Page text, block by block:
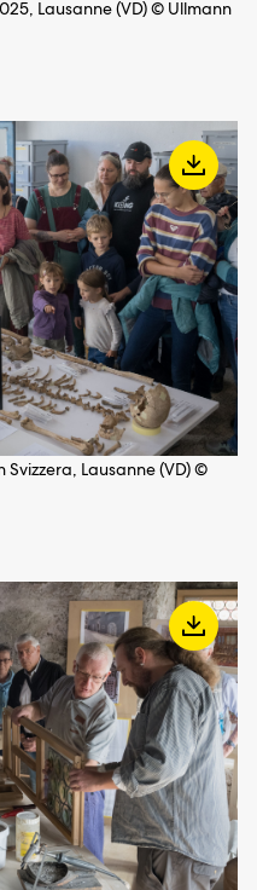
Lausanne (VD) © Ullmann
Lausanne (VD) ©